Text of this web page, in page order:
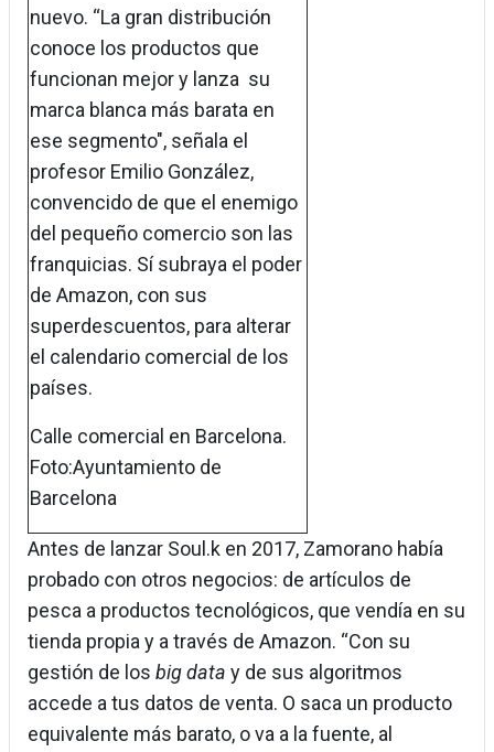
nuevo. “La gran distribución
conoce los productos que
funcionan mejor y lanza su
marca blanca más barata en
ese segmento", señala el
profesor Emilio González,
convencido de que el enemigo
del pequeño comercio son las
franquicias. Sí subraya el poder
de Amazon, con sus
superdescuentos, para alterar
el calendario comercial de los
países.
Calle comercial en Barcelona.
Foto:Ayuntamiento de
Barcelona
Antes de lanzar Soul.k en 2017, Zamorano había
probado con otros negocios: de artículos de
pesca a productos tecnológicos, que vendía en su
tienda propia y a través de Amazon. “Con su
gestión de los big data y de sus algoritmos
accede a tus datos de venta. O saca un producto
equivalente más barato, o va a la fuente, al